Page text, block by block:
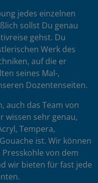
jedes einzelnen
sollst Du genau
gehst. Du
Werk des
auf die er
seines Mal-,
Dozentenseiten.
auch das Team von
wissen sehr genau,
Tempera,
ist. Wir können
von dem
wir bieten für fast jede